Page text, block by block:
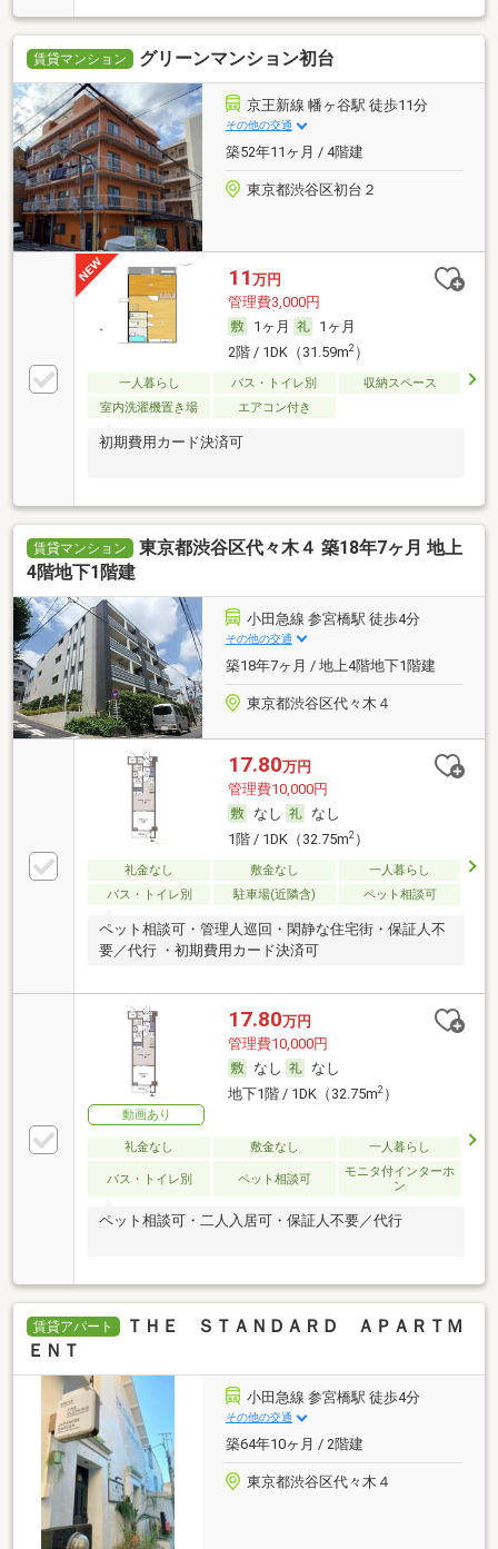
賃貸マンション グリーンマンション初台
京王新線 幡ヶ谷駅 徒歩11分
その他の交通
築52年11ヶ月 / 4階建
東京都渋谷区初台２
11 万円
管理費3,000円
1ヶ月
1ヶ月
2階 / 1DK（31.59m2）
一人暮らし バス・トイレ別
収納スペース
室内洗濯機置き場
エアコン付き
初期費用カード決済可
賃貸マンション
東京都渋谷区代々木４ 築18年7ヶ月 地上
4階地下1階建
小田急線 参宮橋駅 徒歩4分
その他の交通
築18年7ヶ月 / 地上4階地下1階建
東京都渋谷区代々木４
17.80万円
管理費10,000円
なし
なし
1階 / 1DK（32.75m2）
礼金なし 敷金なし
一人暮らし
バス・トイレ別
駐車場(近隣含) ペット相談可
ペット相談可・管理人巡回・閑静な住宅街・保証人不
要／代行 ・初期費用カード決済可
動画あり
17.80万円
管理費10,000円
なし
なし
地下1階 / 1DK（32.75m2）
礼金なし 敷金なし 一人暮らし
バス・トイレ別 ペット相談可
モニタ付インターホ
ン
ペット相談可・二人入居可・保証人不要／代行
賃貸アパート
ＴＨＥ ＳＴＡＮＤＡＲＤ ＡＰＡＲＴＭ
ＥＮＴ
小田急線 参宮橋駅 徒歩4分
その他の交通
築64年10ヶ月 / 2階建
東京都渋谷区代々木４